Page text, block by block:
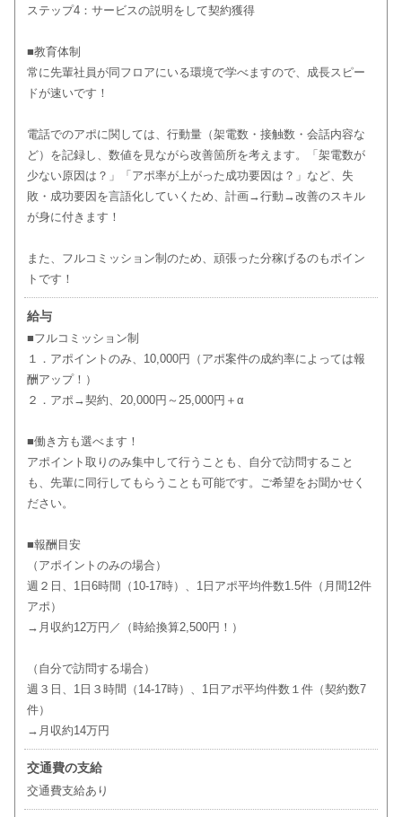
ステップ4：サービスの説明をして契約獲得
■教育体制
常に先輩社員が同フロアにいる環境で学べますので、成長スピー
ドが速いです！
電話でのアポに関しては、行動量（架電数・接触数・会話内容な
ど）を記録し、数値を見ながら改善箇所を考えます。「架電数が
少ない原因は？」「アポ率が上がった成功要因は？」など、失
敗・成功要因を言語化していくため、計画→行動→改善のスキル
が身に付きます！
また、フルコミッション制のため、頑張った分稼げるのもポイン
トです！
給与
■フルコミッション制
１．アポイントのみ、10,000円（アポ案件の成約率によっては報
酬アップ！）
２．アポ→契約、20,000円～25,000円＋α
■働き方も選べます！
アポイント取りのみ集中して行うことも、自分で訪問すること
も、先輩に同行してもらうことも可能です。ご希望をお聞かせく
ださい。
■報酬目安
（アポイントのみの場合）
週２日、1日6時間（10-17時）、1日アポ平均件数1.5件（月間12件
アポ）
→月収約12万円／（時給換算2,500円！）
（自分で訪問する場合）
週３日、1日３時間（14-17時）、1日アポ平均件数１件（契約数7
件）
→月収約14万円
交通費の支給
交通費支給あり